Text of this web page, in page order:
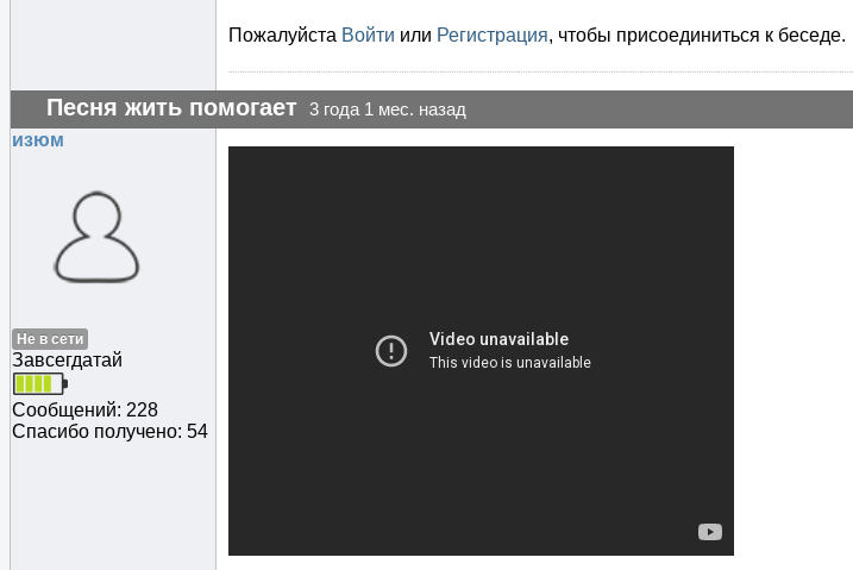
Пожалуйста Войти или Регистрация, чтобы присоединиться к беседе.
Песня жить помогает 3 года 1 мес. назад
изюм
Не в сети
Завсегдатай
Сообщений: 228
Спасибо получено: 54